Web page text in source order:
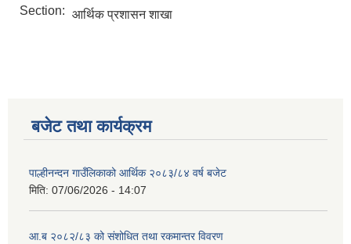
Section: आर्थिक प्रशासन शाखा
बजेट तथा कार्यक्रम
पाल्हीनन्दन गाउँलिकाको आर्थिक २०८३/८४ वर्ष बजेट
मिति: 07/06/2026 - 14:07
आ.ब २०८२/८३ को संशोधित तथा रकमान्तर विवरण